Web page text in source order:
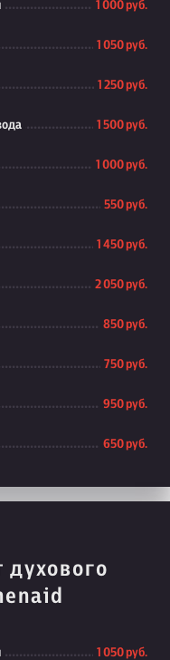
1 000 руб.
1 050 руб.
1 250 руб.
1 500 руб.
1 000 руб.
550 руб.
1 450 руб.
2 050 руб.
850 руб.
750 руб.
950 руб.
650 руб.
1 050 руб.